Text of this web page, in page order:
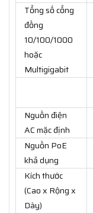
Tổng số cổng
đồng
10/100/1000
hoặc
Multigigabit
Nguồn điện
AC mặc định
Nguồn PoE
khả dụng
Kích thước
(Cao x Rộng x
Dày)